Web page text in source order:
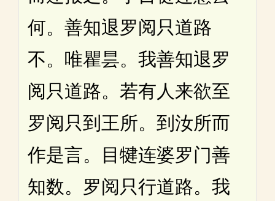
何。善知退罗阅只道路
不。唯瞿昙。我善知退罗
阅只道路。若有人来欲至
罗阅只到王所。到汝所而
作是言。目犍连婆罗门善
知数。罗阅只行道路。我